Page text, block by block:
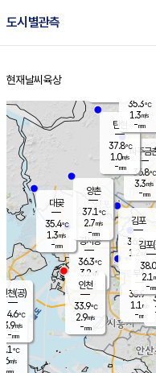
도시별관측
홈
현재날씨 육상
의도
℃
m/s
mm
경서동
36.3℃
3.2 m/s
-mm
파주금
36.8℃
3.3m/s
-mm
대곶
35.4℃
1.3m/s
-mm
탄현
37.8℃
1.0m/s
-mm
김포
36.9℃
1.2 m/s
mm
부천
35.9℃
1.1 m/s
-mm
양촌
37.1℃
2.7m/s
-mm
인천(공)
34.6℃
3.9m/s
-mm
김포
38.0
2.1
-mm
인천
33.9℃
2.9m/s
-mm
35.3℃
1.3m/s
-mm